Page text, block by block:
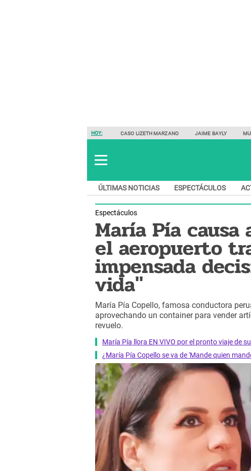
HOY: CASO LIZETH MARZANO JAIME BAYLY
ÚLTIMAS NOTICIAS ESPECTÁCULOS
Espectáculos
María Pía
el aeropuerto
impensada
vida"
María Pía Copello, famosa conductora
aprovechando un container para vender
revuelo.
María Pía llora EN VIVO por el pronto viaje de
¿María Pía Copello se va de 'Mande quien